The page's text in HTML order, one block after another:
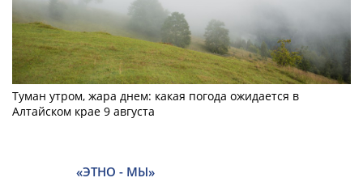
Туман утром, жара днем: какая погода ожидается в
Алтайском крае 9 августа
«ЭТНО - МЫ»